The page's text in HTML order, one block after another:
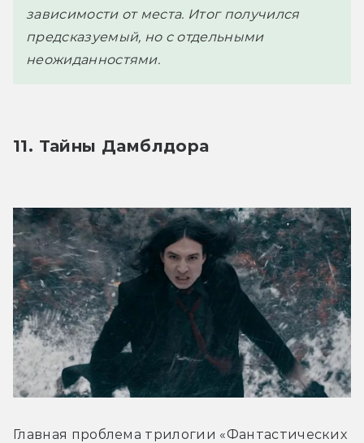
зависимости от места. Итог получился
предсказуемый, но с отдельными
неожиданностями.
11. Тайны Дамблдора
Главная проблема трилогии «Фантастических